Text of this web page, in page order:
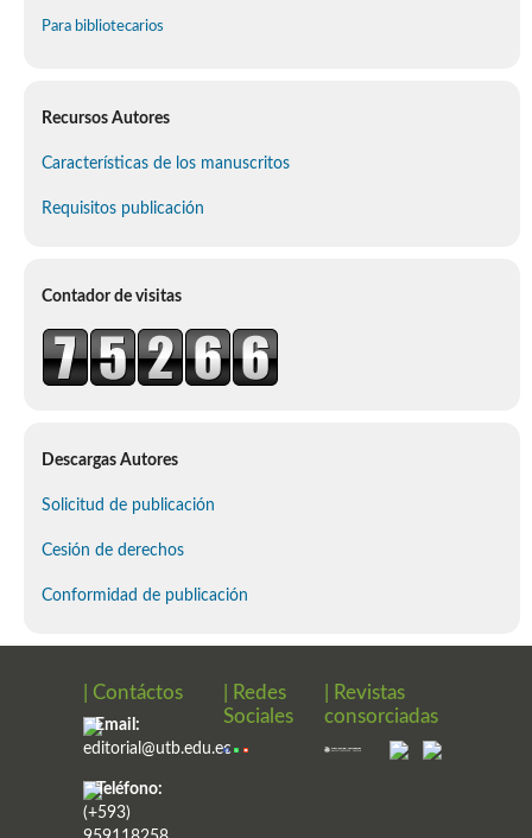
Para bibliotecarios
Recursos Autores
Características de los manuscritos
Requisitos publicación
Contador de visitas
Descargas Autores
Solicitud de publicación
Cesión de derechos
Conformidad de publicación
| Contáctos
Email:
editorial@utb.edu.ec
Teléfono:
(+593)
| Redes
Sociales
| Revistas
consorciadas